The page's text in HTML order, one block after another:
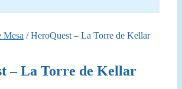
Mesa / HeroQuest – La Torre de Kellar
– La Torre de Kellar